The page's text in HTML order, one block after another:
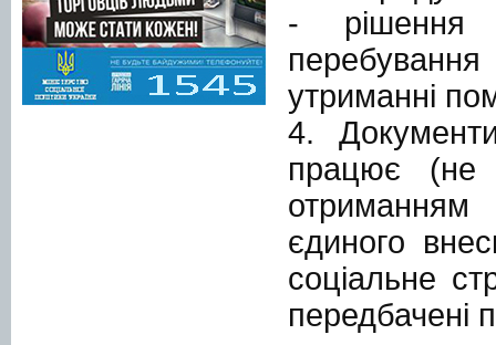
- рішення
утриманні
4.
працює (не
єдиного
соціальне
передбачені